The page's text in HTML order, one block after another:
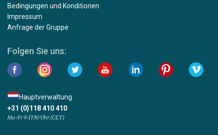
Bedingungen und Konditionen
Impressum
Anfrage der Gruppe
Folgen Sie uns:
Hauptverwaltung
+31 (0)118 410 410
Mo-Fr 9-17:30 Uhr (CET)